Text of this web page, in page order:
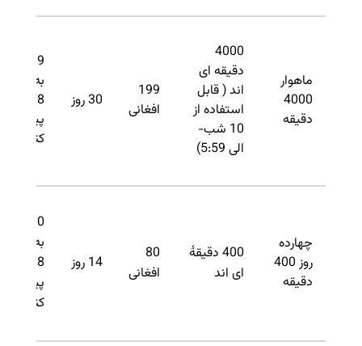
به
3378
پیام
کنید.
30 روز
199
افغانی
4000
دقیقه ای
اند ( قابل
استفاده از
10 شب-
الی 5:59)
ماهوار
4000
دقیقه
به
3378
پیام
کنید.
14 روز
80
افغانی
400 دقیقۀ
ای اند
چهارده
روز 400
دقیقه